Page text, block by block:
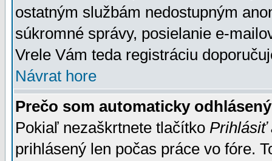
ostatným službám nedostupným
súkromné správy, posielanie e-
Vrele Vám teda registráciu
Návrat hore
Prečo som automaticky
Pokiaľ nezaškrtnete tlačítko Prihlásiť
prihlásený len počas práce vo fóre.